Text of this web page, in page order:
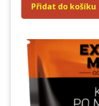
Přidat do košíku